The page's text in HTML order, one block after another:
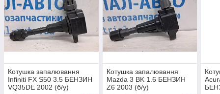
Котушка запалювання
Infiniti FX S50 3.5 БЕНЗИН
VQ35DE 2002 (б/у)
Котушка запалювання
Mazda 3 BK 1.6 БЕНЗИН
Z6 2003 (б/у)